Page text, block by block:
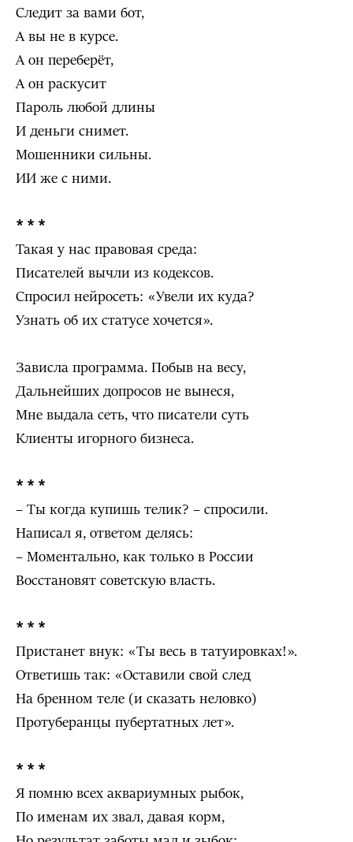
Следит за вами бот,
А вы не в курсе.
А он переберёт,
А он раскусит
Пароль любой длины
И деньги снимет.
Мошенники сильны.
ИИ же с ними.
* * *
Такая у нас правовая среда:
Писателей вычли из кодексов.
Спросил нейросеть: «Увели их куда?
Узнать об их статусе хочется».
Зависла программа. Побыв на весу,
Дальнейших допросов не вынеся,
Мне выдала сеть, что писатели суть
Клиенты игорного бизнеса.
* * *
– Ты когда купишь телик? – спросили.
Написал я, ответом делясь:
– Моментально, как только в России
Восстановят советскую власть.
* * *
Пристанет внук: «Ты весь в татуировках!».
Ответишь так: «Оставили свой след
На бренном теле (и сказать неловко)
Протуберанцы пубертатных лет».
* * *
Я помню всех аквариумных рыбок,
По именам их звал, давая корм,